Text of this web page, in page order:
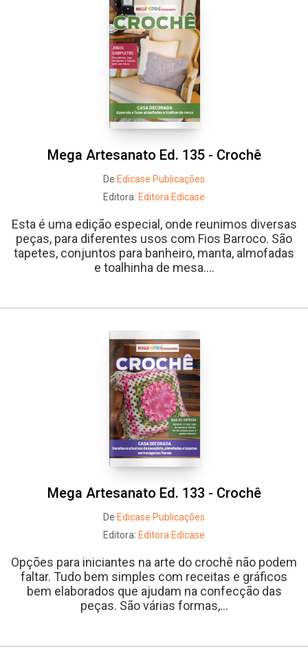
Mega Artesanato Ed. 135 - Crochê
De Edicase Publicações
Editora: Editora Edicase
Esta é uma edição especial, onde reunimos diversas
peças, para diferentes usos com Fios Barroco. São
tapetes, conjuntos para banheiro, manta, almofadas
e toalhinha de mesa....
Mega Artesanato Ed. 133 - Crochê
De Edicase Publicações
Editora: Editora Edicase
Opções para iniciantes na arte do crochê não podem
faltar. Tudo bem simples com receitas e gráficos
bem elaborados que ajudam na confecção das
peças. São várias formas,...